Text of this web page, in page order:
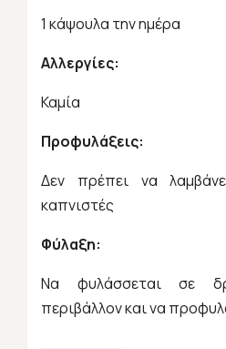
1 κάψουλα την ημέρα
Αλλεργίες:
Καμία
Προφυλάξεις:
Δεν πρέπει να
καπνιστές
Φύλαξη:
Να φυλάσσεται σε
περιβάλλον και να